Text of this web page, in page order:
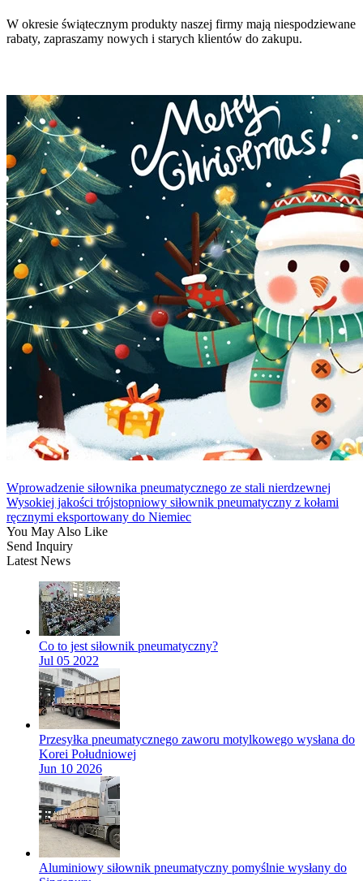
W okresie świątecznym produkty naszej firmy mają niespodziewane
rabaty, zapraszamy nowych i starych klientów do zakupu.
Wprowadzenie siłownika pneumatycznego ze stali nierdzewnej
Wysokiej jakości trójstopniowy siłownik pneumatyczny z kołami
ręcznymi eksportowany do Niemiec
You May Also Like
Send Inquiry
Latest News
Co to jest siłownik pneumatyczny?
Jul 05 2022
Przesyłka pneumatycznego zaworu motylkowego wysłana do
Korei Południowej
Jun 10 2026
Aluminiowy siłownik pneumatyczny pomyślnie wysłany do